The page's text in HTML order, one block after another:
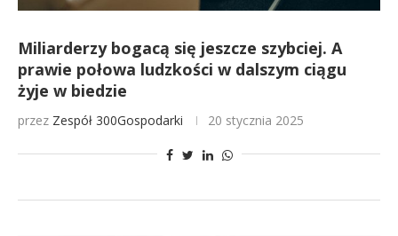
Miliarderzy bogacą się jeszcze szybciej. A
prawie połowa ludzkości w dalszym ciągu
żyje w biedzie
przez Zespół 300Gospodarki 20 stycznia 2025